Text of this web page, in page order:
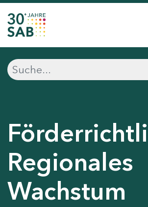
Regionales
Wachstum